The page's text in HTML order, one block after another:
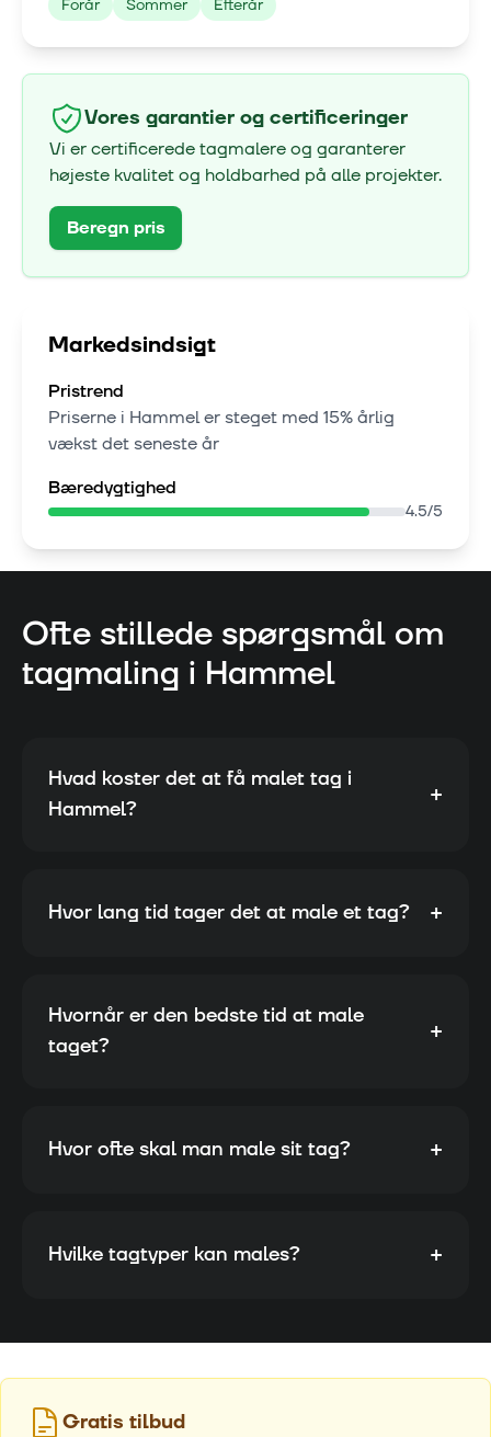
Forår Sommer Efterår
Vores garantier og certificeringer
Vi er certificerede tagmalere og garanterer
højeste kvalitet og holdbarhed på alle projekter.
Beregn pris
Markedsindsigt
Pristrend
Priserne i Hammeler steget med 15% årlig
vækstdet seneste år
Bæredygtighed
4.5/5
Ofte stillede spørgsmål om
tagmaling i Hammel
Hvad koster det at få malet tag i
Hammel?
+
Hvor lang tid tager det at male et tag? +
Hvornår er den bedste tid at male
taget?
+
Hvor ofte skal man male sit tag? +
Hvilke tagtyper kan males? +
Gratis tilbud